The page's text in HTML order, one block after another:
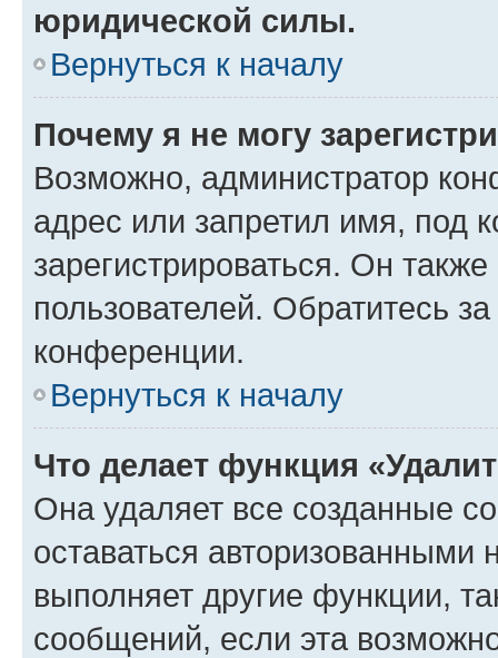
юридической силы.
Вернуться к началу
Почему я не могу
Возможно, администратор
адрес или запретил имя, под
зарегистрироваться. Он
пользователей. Обратитесь
конференции.
Вернуться к началу
Что делает функция
Она удаляет все созданные
оставаться авторизованными
выполняет другие функции,
сообщений, если эта